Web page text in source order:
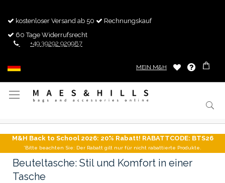
kostenloser Versand ab 50
Rechnungskauf
60 Tage Widerrufsrecht
+49 39292 929987
MEIN M&H
Navigation
umschalten
M&H Back to School 2026: 20% Rabatt! RABATTCODE: BTS26
*Bitte beachten Sie: Der Rabatt gilt nur für nicht rabattierte Produkte.
Beuteltasche: Stil und Komfort in einer
Tasche